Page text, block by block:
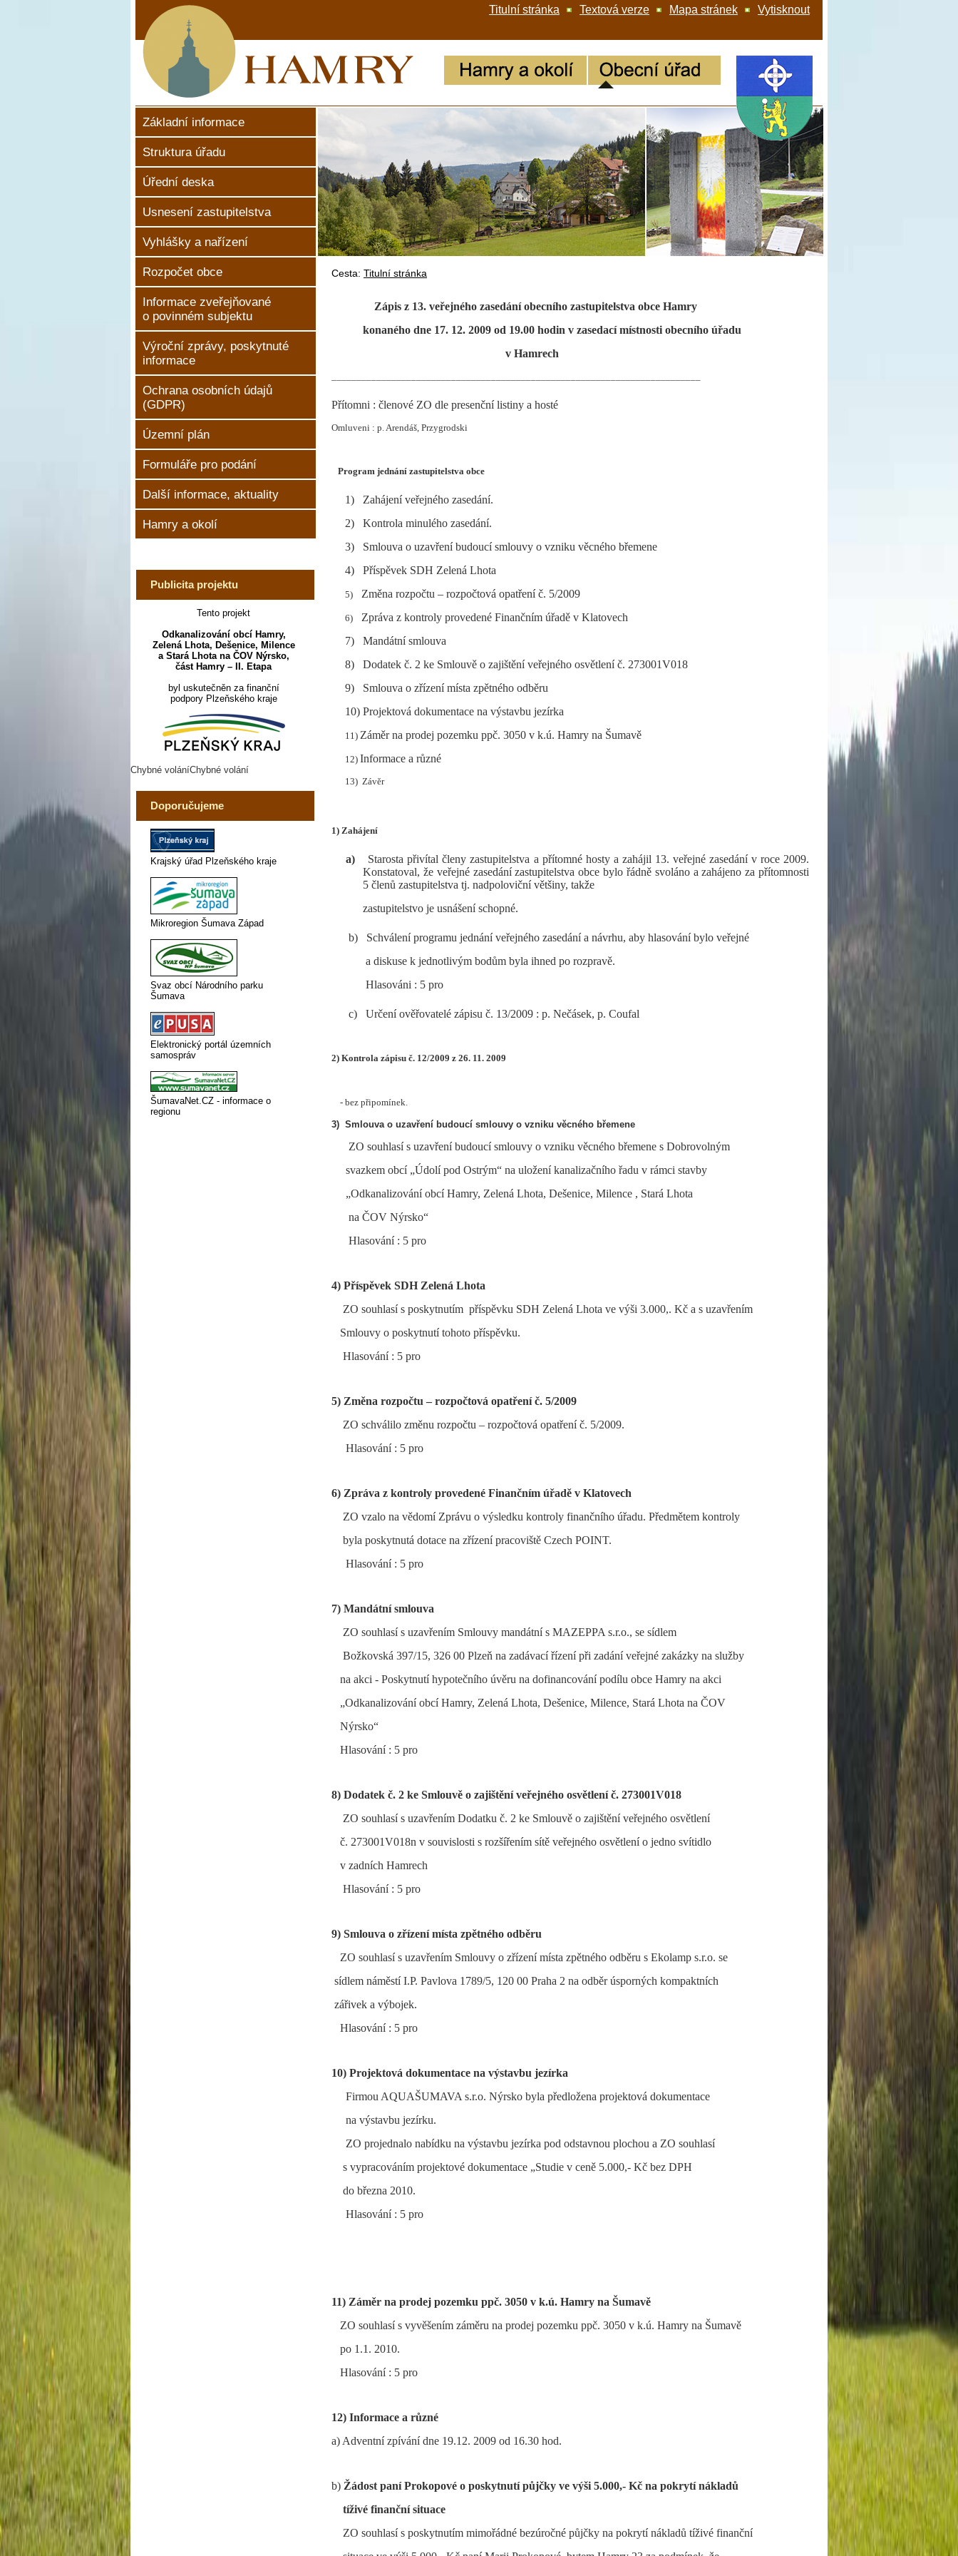
Cesta: Titulní stránka
Titulní stránka Textová verze Mapa stránek Vytisknout
Základní informace
Struktura úřadu
Úřední deska
Usnesení zastupitelstva
Vyhlášky a nařízení
Rozpočet obce
Informace zveřejňované
o povinném subjektu
Výroční zprávy, poskytnuté
informace
Ochrana osobních údajů
(GDPR)
Územní plán
Formuláře pro podání
Další informace, aktuality
Hamry a okolí
Publicita projektu
Tento projekt
Odkanalizování obcí Hamry,
Zelená Lhota, Dešenice, Milence
a Stará Lhota na ČOV Nýrsko,
část Hamry – II. Etapa
byl uskutečněn za finanční
podpory Plzeňského kraje
Chybné voláníChybné volání
Doporučujeme
Krajský úřad Plzeňského kraje
Mikroregion Šumava Západ
Svaz obcí Národního parku
Šumava
Elektronický portál územních
samospráv
ŠumavaNet.CZ - informace o
regionu
Zápis z 13. veřejného zasedání obecního zastupitelstva obce Hamry
konaného dne 17. 12. 2009 od 19.00 hodin v zasedací místnosti obecního úřadu
v Hamrech
Přítomni : členové ZO dle presenční listiny a hosté
Omluveni : p. Arendáš, Przygrodski
Program jednání zastupitelstva obce
1)
Zahájení veřejného zasedání.
2)
Kontrola minulého zasedání.
3)
Smlouva o uzavření budoucí smlouvy o vzniku věcného břemene
4)
Příspěvek SDH Zelená Lhota
5) Změna rozpočtu – rozpočtová opatření č. 5/2009
6)
Zpráva z kontroly provedené Finančním úřadě v Klatovech
7)
Mandátní smlouva
8)
Dodatek č. 2 ke Smlouvě o zajištění veřejného osvětlení č. 273001V018
9)
Smlouva o zřízení místa zpětného odběru
10) Projektová dokumentace na výstavbu jezírka
11) Záměr na prodej pozemku ppč. 3050 v k.ú. Hamry na Šumavě
12) Informace a různé
13) Závěr
1) Zahájení
a)
Starosta přivítal členy zastupitelstva a přítomné hosty a zahájil 13. veřejné zasedání v roce 2009.
Konstatoval, že veřejné zasedání zastupitelstva obce bylo řádně svoláno a zahájeno za přítomnosti
5 členů zastupitelstva tj. nadpoloviční většiny, takže
zastupitelstvo je usnášení schopné.
b)
Schválení programu jednání veřejného zasedání a návrhu, aby hlasování bylo veřejné
a diskuse k jednotlivým bodům byla ihned po rozpravě.
Hlasováni : 5 pro
c) Určení ověřovatelé zápisu č. 13/2009 : p. Nečásek, p. Coufal
2) Kontrola zápisu č. 12/2009 z 26. 11. 2009
- bez připomínek.
3) Smlouva o uzavření budoucí smlouvy o vzniku věcného břemene
ZO souhlasí s uzavření budoucí smlouvy o vzniku věcného břemene s Dobrovolným
svazkem obcí „Údolí pod Ostrým“ na uložení kanalizačního řadu v rámci stavby
„Odkanalizování obcí Hamry, Zelená Lhota, Dešenice, Milence , Stará Lhota
na ČOV Nýrsko“
Hlasování : 5 pro
4) Příspěvek SDH Zelená Lhota
ZO souhlasí s poskytnutím příspěvku SDH Zelená Lhota ve výši 3.000,. Kč a s uzavřením
Smlouvy o poskytnutí tohoto příspěvku.
Hlasování : 5 pro
5) Změna rozpočtu – rozpočtová opatření č. 5/2009
ZO schválilo změnu rozpočtu – rozpočtová opatření č. 5/2009.
Hlasování : 5 pro
6) Zpráva z kontroly provedené Finančním úřadě v Klatovech
ZO vzalo na vědomí Zprávu o výsledku kontroly finančního úřadu. Předmětem kontroly
byla poskytnutá dotace na zřízení pracoviště Czech POINT.
Hlasování : 5 pro
7) Mandátní smlouva
ZO souhlasí s uzavřením Smlouvy mandátní s MAZEPPA s.r.o., se sídlem
Božkovská 397/15, 326 00 Plzeň na zadávací řízení při zadání veřejné zakázky na služby
na akci - Poskytnutí hypotečního úvěru na dofinancování podílu obce Hamry na akci
„Odkanalizování obcí Hamry, Zelená Lhota, Dešenice, Milence, Stará Lhota na ČOV
Nýrsko“
Hlasování : 5 pro
8) Dodatek č. 2 ke Smlouvě o zajištění veřejného osvětlení č. 273001V018
ZO souhlasí s uzavřením Dodatku č. 2 ke Smlouvě o zajištění veřejného osvětlení
č. 273001V018n v souvislosti s rozšířením sítě veřejného osvětlení o jedno svítidlo
v zadních Hamrech
Hlasování : 5 pro
9) Smlouva o zřízení místa zpětného odběru
ZO souhlasí s uzavřením Smlouvy o zřízení místa zpětného odběru s Ekolamp s.r.o. se
sídlem náměstí I.P. Pavlova 1789/5, 120 00 Praha 2 na odběr úsporných kompaktních
zářivek a výbojek.
Hlasování : 5 pro
10) Projektová dokumentace na výstavbu jezírka
Firmou AQUAŠUMAVA s.r.o. Nýrsko byla předložena projektová dokumentace
na výstavbu jezírku.
ZO projednalo nabídku na výstavbu jezírka pod odstavnou plochou a ZO souhlasí
s vypracováním projektové dokumentace „Studie v ceně 5.000,- Kč bez DPH
do března 2010.
Hlasování : 5 pro
11) Záměr na prodej pozemku ppč. 3050 v k.ú. Hamry na Šumavě
ZO souhlasí s vyvěšením záměru na prodej pozemku ppč. 3050 v k.ú. Hamry na Šumavě
po 1.1. 2010.
Hlasování : 5 pro
12) Informace a různé
a) Adventní zpívání dne 19.12. 2009 od 16.30 hod.
b) Žádost paní Prokopové o poskytnutí půjčky ve výši 5.000,- Kč na pokrytí nákladů
tíživé finanční situace
ZO souhlasí s poskytnutím mimořádné bezúročné půjčky na pokrytí nákladů tíživé finanční